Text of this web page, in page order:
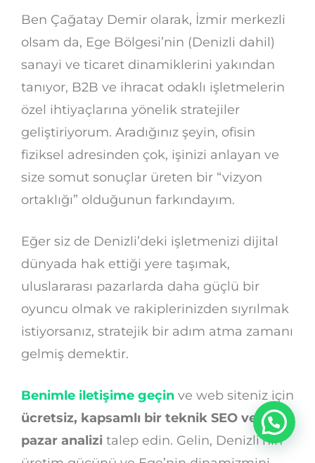
Ben Çağatay Demir olarak, İzmir merkezli
olsam da, Ege Bölgesi’nin (Denizli dahil)
sanayi ve ticaret dinamiklerini yakından
tanıyor, B2B ve ihracat odaklı işletmelerin
özel ihtiyaçlarına yönelik stratejiler
geliştiriyorum. Aradığınız şeyin, ofisin
fiziksel adresinden çok, işinizi anlayan ve
size somut sonuçlar üreten bir “vizyon
ortaklığı” olduğunun farkındayım.
Eğer siz de Denizli’deki işletmenizi dijital
dünyada hak ettiği yere taşımak,
uluslararası pazarlarda daha güçlü bir
oyuncu olmak ve rakiplerinizden sıyrılmak
istiyorsanız, stratejik bir adım atma zamanı
gelmiş demektir.
Benimle iletişime geçin ve web siteniz için
ücretsiz, kapsamlı bir teknik SEO ve
pazar analizi talep edin. Gelin, Denizli’nin